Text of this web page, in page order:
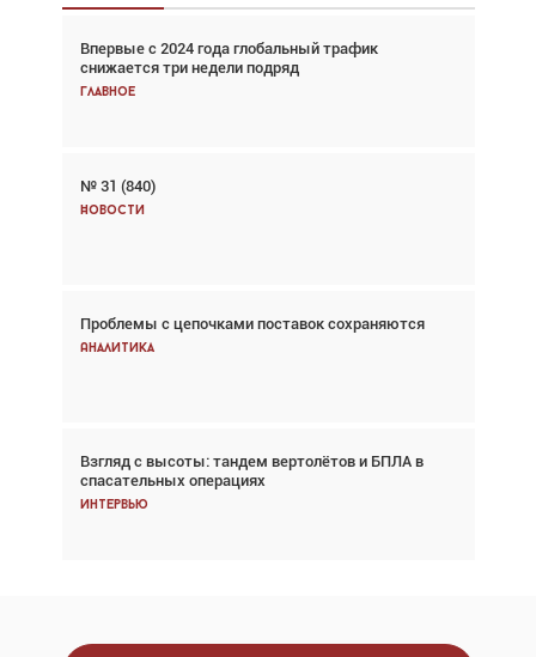
Впервые с 2024 года глобальный трафик
снижается три недели подряд
Главное
№ 31 (840)
Новости
Проблемы с цепочками поставок сохраняются
Аналитика
Взгляд с высоты: тандем вертолётов и БПЛА в
спасательных операциях
Интервью
Взгляд с высоты: тандем вертолётов и БПЛА в
спасательных операциях
Главное
Авиационный фотограф Дэйв Кох: «Фотография
говорит сама за себя... а ИИ всё портит»
Впервые с 2024 года глобальный трафик
снижается три недели подряд
Частный самолёт – это актив. Подходите к
покупке соответствующим образом
Интервью